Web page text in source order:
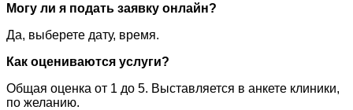
Могу ли я подать заявку онлайн?
Да, выберете дату, время.
Как оцениваются услуги?
Общая оценка от 1 до 5. Выставляется в анкете клиники,
по желанию.